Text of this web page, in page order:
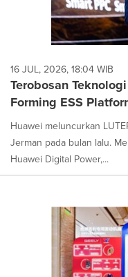
16 JUL, 2026, 18:04 WIB
Terobosan
Forming ESS
Huawei meluncurkan
Jerman pada bulan lalu.
Huawei Digital Power,...